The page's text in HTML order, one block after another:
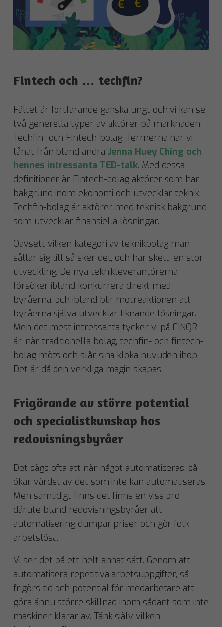
Fintech och … techfin?
Fältet är fortfarande ganska ungt och vi kan se
två generella typer av aktörer på marknaden:
Techfin- och Fintech-bolag. Termerna har vi
lånat från bland andra Jenna Huey Ching och
hennes intressanta TED-talk. Med dessa
definitioner är Fintech-bolag aktörer som har
bakgrund inom ekonomi och utvecklar teknik.
Techfin-bolag är aktörer med teknisk bakgrund
som utvecklar finansiella lösningar.
Oavsett vilken kategori av teknikbolag man
sållar sig till så sker det, och har skett, en stor
utveckling. De nya teknikleverantörerna
försöker ibland konkurrera direkt med
byråerna, och ibland blir motreaktionen att
byråerna själva utvecklar liknande lösningar.
Men det mest intressanta tycker vi på FINQR
är, när traditionella bolag, techfin- och fintech-
bolag möts och slår sina kloka huvuden ihop.
Det är då den verkliga magin skapas.
Frigörande av större potential
och specialistkunskap hos
redovisningsbyråer
Det sägs ofta att när något automatiseras, så
ökar värdet av det som inte kan automatiseras.
Men samtidigt finns det finns en viss oro
därute bland redovisningsbyråer att
automatisering dumpar priser och gör folk
arbetslösa.
Vi ser det på ett helt annat sätt. Genom att
automatisera repetitiva arbetsuppgifter, så
frigörs tid och potential för medarbetare att
göra ännu större skillnad inom sådant som inte
maskiner klarar av. Tänk själv vilken